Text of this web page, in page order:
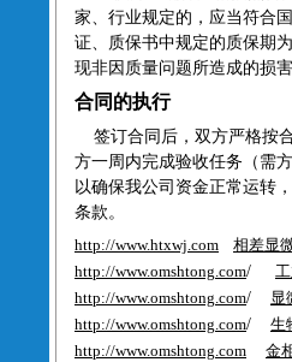
家、行业规定的，应当符合
证、质保书中规定的质保期
现非因质量问题所造成的损
合同的执行
签订合同后，双方严格按
方一周内完成验收任务（需
以确保我公司资金正常运转
条款。
http://www.htxwj.com
相差显
http://www.omshtong.com/
http://www.omshtong.com/
显
http://www.omshtong.com/
生
http://www.omshtong.com
金